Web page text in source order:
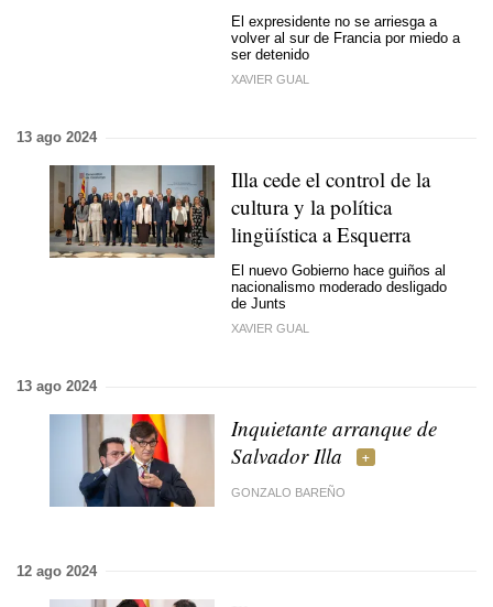
El expresidente no se arriesga a
volver al sur de Francia por miedo a
ser detenido
XAVIER GUAL
13 ago 2024
Illa cede el control de la
cultura y la política
lingüística a Esquerra
El nuevo Gobierno hace guiños al
nacionalismo moderado desligado
de Junts
XAVIER GUAL
13 ago 2024
Inquietante arranque de
Salvador Illa
GONZALO BAREÑO
12 ago 2024